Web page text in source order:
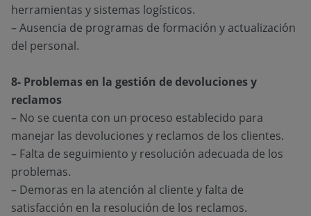
herramientas y sistemas logísticos.
– Ausencia de programas de formación y actualización
del personal.
8- Problemas en la gestión de devoluciones y
reclamos
– No se cuenta con un proceso establecido para
manejar las devoluciones y reclamos de los clientes.
– Falta de seguimiento y resolución adecuada de los
problemas.
– Demoras en la atención al cliente y falta de
satisfacción en la resolución de los reclamos.